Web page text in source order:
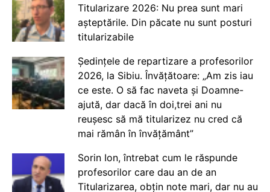
Titularizare 2026: Nu prea sunt mari
așteptările. Din păcate nu sunt posturi
titularizabile
Ședințele de repartizare a profesorilor
2026, la Sibiu. Învățătoare: „Am zis iau
ce este. O să fac naveta și Doamne-
ajută, dar dacă în doi,trei ani nu
reușesc să mă titularizez nu cred că
mai rămân în învățământ”
Sorin Ion, întrebat cum le răspunde
profesorilor care dau an de an
Titularizarea, obțin note mari, dar nu au